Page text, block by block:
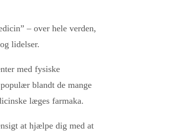
– over hele verden,
lidelser.
med fysiske
blandt de mange
læges farmaka.
at hjælpe dig med at